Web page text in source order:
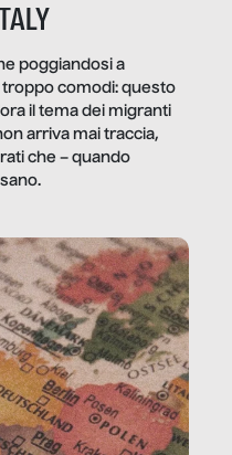
poggiandosi a
comodi: questo
il tema dei migranti
arriva mai traccia,
che – quando